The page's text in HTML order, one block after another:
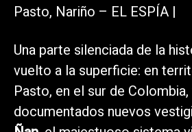
Pasto, Nariño – EL ESPÍA |
Una parte silenciada de la
vuelto a la superficie: en
Pasto, en el sur de
documentados nuevos